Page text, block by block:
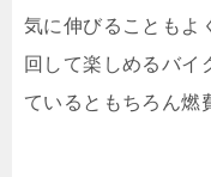
気に伸びることもよ
回して楽しめるバイ
ているともちろん燃